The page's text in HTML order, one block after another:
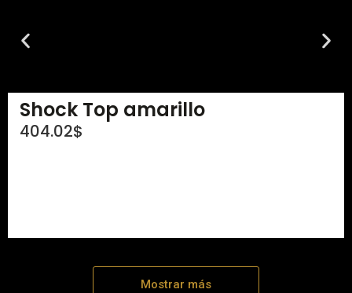
Shock Top amarillo
404.02$
Mostrar más